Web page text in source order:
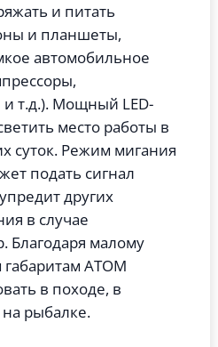
и питать
и планшеты,
автомобильное
т.д.). Мощный LED-
место работы в
суток. Режим мигания
подать сигнал
других
в случае
Благодаря малому
ATOM
в походе, в
рыбалке.